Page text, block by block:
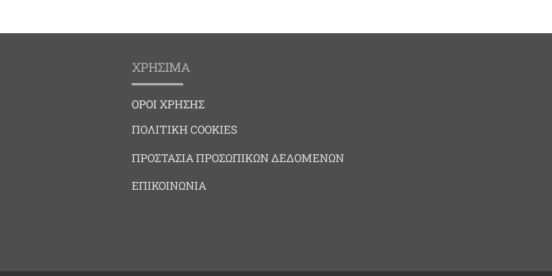
ΧΡΗΣΙΜΑ
ΟΡΟΙ ΧΡΗΣΗΣ
ΠΟΛΙΤΙΚΗ COOKIES
ΠΡΟΣΤΑΣΙΑ ΠΡΟΣΩΠΙΚΩΝ ΔΕΔΟΜΕΝΩΝ
ΕΠΙΚΟΙΝΩΝΙΑ